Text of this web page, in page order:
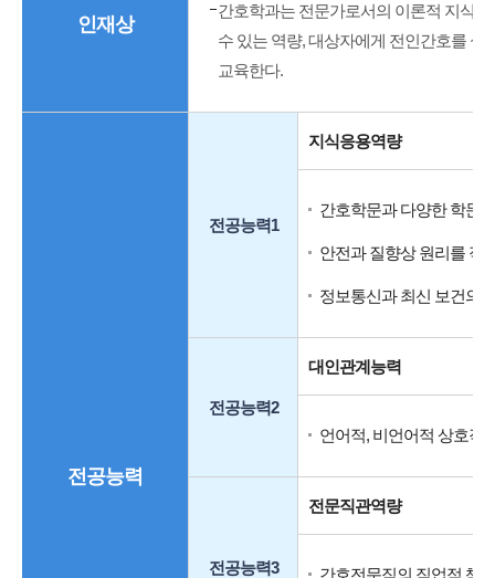
인재상
간호학과는 전문가로서의 이론적 지식
수 있는 역량, 대상자에게 전인간호를
교육한다.
전공능력
전공능력1
지식응용역량
간호학문과 다양한 학문
안전과 질향상 원리를 적
정보통신과 최신 보건의
전공능력2
대인관계능력
언어적, 비언어적 상호작
전공능력3
전문직관역량
간호전문직의 직업적 책